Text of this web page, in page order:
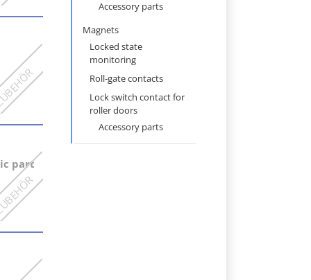
part
Accessory parts
Magnets
Locked state
monitoring
Roll-gate contacts
Lock switch contact for
roller doors
Accessory parts